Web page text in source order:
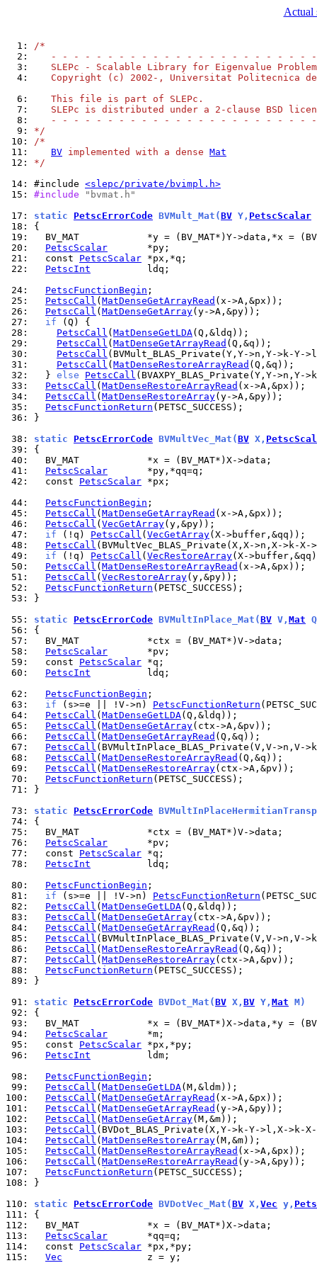
Actual
  1:
/*
  2:
- - - - - - - - - - - - - - - - - - - - - - -
  3:
SLEPc - Scalable Library for Eigenvalue
  4:
Copyright (c) 2002-, Universitat Politecnica
  6:
   This file is part of SLEPc.
  7:
SLEPc is distributed under a 2-clause BSD
  8:
- - - - - - - - - - - - - - - - - - - - - - -
  9:
*/
10: /*
11:
BV implemented with a dense Mat
12: */
14: #include <slepc/private/bvimpl.h>
15: #include
"bvmat.h"
17: static PetscErrorCode BVMult_Mat(BV Y, PetscScalar
18:
19:
20:
PetscScalar
21:
  const
PetscScalar
22:
PetscInt
          ldq;
24:
PetscFunctionBegin
25:
PetscCall ( MatDenseGetArrayRead
26:
PetscCall ( MatDenseGetArray
27:
if
28:
PetscCall ( MatDenseGetLDA
29:
PetscCall ( MatDenseGetArrayRead
30:
PetscCall
31:
PetscCall ( MatDenseRestoreArrayRead
32:
  }
else
PetscCall
33:
PetscCall ( MatDenseRestoreArrayRead
34:
PetscCall ( MatDenseRestoreArray
35:
PetscFunctionReturn
36:
}
38: static PetscErrorCode BVMultVec_Mat(BV X,
39:
40:
41:
PetscScalar
42:
  const
PetscScalar *px;
44:
PetscFunctionBegin
45:
PetscCall ( MatDenseGetArrayRead
46:
PetscCall ( VecGetArray
47:
if (!q) PetscCall ( VecGetArray
48:
PetscCall
49:
if (!q) PetscCall ( VecRestoreArray
50:
PetscCall ( MatDenseRestoreArrayRead
51:
PetscCall ( VecRestoreArray
52:
PetscFunctionReturn
53:
}
55: static PetscErrorCode BVMultInPlace_Mat(BV V, Mat
56:
57:
58:
PetscScalar
59:
  const
PetscScalar
60:
PetscInt
          ldq;
62:
PetscFunctionBegin
63:
if (s>=e || !V->n) PetscFunctionReturn
64:
PetscCall ( MatDenseGetLDA
65:
PetscCall ( MatDenseGetArray
66:
PetscCall ( MatDenseGetArrayRead
67:
PetscCall (BVMultInPlace_BLAS_Private(V,V-
68:
PetscCall ( MatDenseRestoreArrayRead
69:
PetscCall ( MatDenseRestoreArray
70:
PetscFunctionReturn
71:
}
73: static PetscErrorCode
74:
75:
76:
PetscScalar
77:
  const
PetscScalar
78:
PetscInt
          ldq;
80:
PetscFunctionBegin
81:
if (s>=e || !V->n) PetscFunctionReturn
82:
PetscCall ( MatDenseGetLDA
83:
PetscCall ( MatDenseGetArray
84:
PetscCall ( MatDenseGetArrayRead
85:
PetscCall (BVMultInPlace_BLAS_Private(V,V-
86:
PetscCall ( MatDenseRestoreArrayRead
87:
PetscCall ( MatDenseRestoreArray
88:
PetscFunctionReturn
89:
}
91: static PetscErrorCode BVDot_Mat(BV X, BV Y, Mat M)
92:
93:
94:
PetscScalar
95:
  const
PetscScalar
96:
PetscInt
          ldm;
98:
PetscFunctionBegin
99:
PetscCall ( MatDenseGetLDA
100:
PetscCall ( MatDenseGetArrayRead
101:
PetscCall ( MatDenseGetArrayRead
102:
PetscCall ( MatDenseGetArray
103:
PetscCall
104:
PetscCall ( MatDenseRestoreArray
105:
PetscCall ( MatDenseRestoreArrayRead
106:
PetscCall ( MatDenseRestoreArrayRead
107:
PetscFunctionReturn
108:
}
110: static PetscErrorCode BVDotVec_Mat(BV X, Vec y,
111:
112:
113:
PetscScalar
114:
  const
PetscScalar
115:
Vec
               z = y;